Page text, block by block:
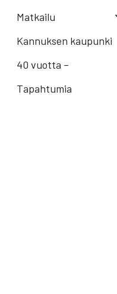
Mat­kai­lu
Kannuksen kaupunki
40 vuotta –
Tapahtumia